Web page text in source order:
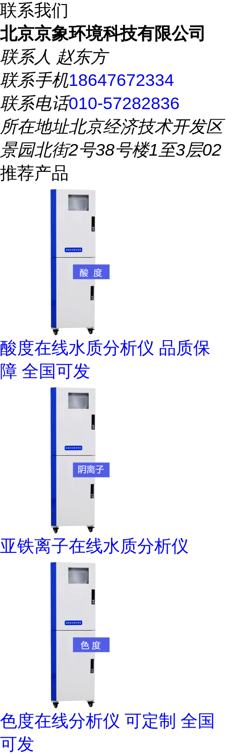
联系我们
北京京象环境科技有限公司
联系人 赵东方
联系手机18647672334
联系电话010-57282836
所在地址北京经济技术开发区
景园北街2号38号楼1至3层02
推荐产品
酸度在线水质分析仪 品质保
障 全国可发
亚铁离子在线水质分析仪
色度在线分析仪 可定制 全国
可发